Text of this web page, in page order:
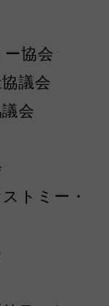
協会
議会
会
トミー・